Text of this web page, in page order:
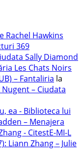
Rachel Hawkins
369
Sally Diamond
Les Chats Noirs
– Fantaliria la
– Ciudata
ea - Biblioteca lui
– Menajera
- CitestE-MI-L
Liann Zhang – Julie